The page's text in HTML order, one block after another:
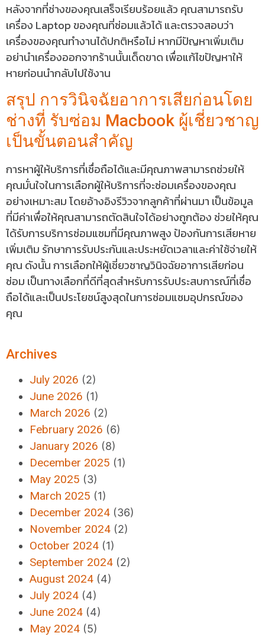
หลังจากที่ช่างของคุณเสร็จเรียบร้อยแล้ว คุณสามารถรับ
เครื่อง Laptop ของคุณที่ซ่อมแล้วได้ และตรวจสอบว่า
เครื่องของคุณทำงานได้ปกติหรือไม่ หากมีปัญหาเพิ่มเติม
อย่านำเครื่องออกจากร้านนั้นเด็ดขาด เพื่อแก้ไขปัญหาให้
หายก่อนนำกลับไปใช้งาน
สรุป การวินิจฉัยอาการเสียก่อนโดย
ช่างที่ รับซ่อม Macbook ผู้เชี่ยวชาญ
เป็นขั้นตอนสำคัญ
การหาผู้ให้บริการที่เชื่อถือได้และมีคุณภาพสามารถช่วยให้
คุณมั่นใจในการเลือกผู้ให้บริการที่จะซ่อมเครื่องของคุณ
อย่างเหมาะสม โดยอ้างอิงรีวิวจากลูกค้าที่ผ่านมา เป็นข้อมูล
ที่มีค่าเพื่อให้คุณสามารถตัดสินใจได้อย่างถูกต้อง ช่วยให้คุณ
ได้รับการบริการซ่อมแซมที่มีคุณภาพสูง ป้องกันการเสียหาย
เพิ่มเติม รักษาการรับประกันและประหยัดเวลาและค่าใช้จ่ายให้
คุณ ดังนั้น การเลือกให้ผู้เชี่ยวชาญวินิจฉัยอาการเสียก่อน
ซ่อม เป็นทางเลือกที่ดีที่สุดสำหรับการรับประสบการณ์ที่เชื่อ
ถือได้และเป็นประโยชน์สูงสุดในการซ่อมแซมอุปกรณ์ของ
คุณ
Archives
July 2026 (2)
June 2026 (1)
March 2026 (2)
February 2026 (6)
January 2026 (8)
December 2025 (1)
May 2025 (3)
March 2025 (1)
December 2024 (36)
November 2024 (2)
October 2024 (1)
September 2024 (2)
August 2024 (4)
July 2024 (4)
June 2024 (4)
May 2024 (5)